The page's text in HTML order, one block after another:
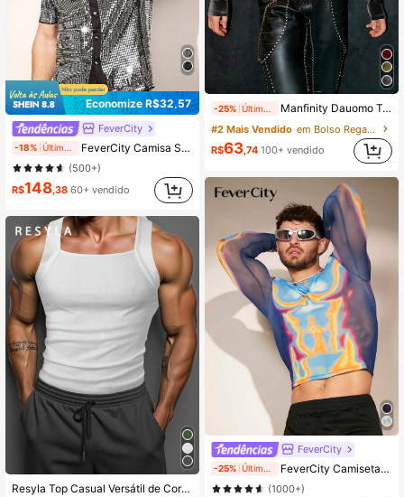
Economize R$32,57
FeverCity
-18% FeverCity Camisa Solta de Manga Curta com Lantejoulas Brilhantes para Homens, para Festa de Verão, Camisa para Sair, Presente para o Namorado
(500+)
R$148 ,38 60+ vendido
Resyla Top Casual Versátil de Cor Sólida para Uso Diário Masculino
-25% Manfinity Dauomo Top Casual Masculina de Cor Sólida com Gola Padre, Plissada e Versátil para Uso Diário
#2 Mais Vendido
em Bolso Regatas masculinas
R$63,74 100+ vendido
FeverCity
-25% FeverCity Camiseta de Manga Longa Transparente com Estampa Gráfica de Mapa de Calor Corporal Masculino, Engraçada, Presente para Namorado, Saída, Verão, Outono
(1000+)